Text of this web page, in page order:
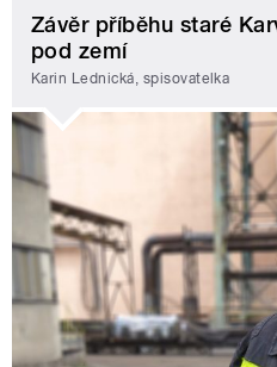
Závěr příběhu staré
pod zemí
Karin Lednická, spisovatelka